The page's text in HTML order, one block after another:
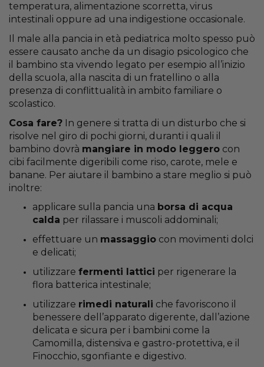
temperatura, alimentazione scorretta, virus
intestinali oppure ad una indigestione occasionale.
Il male alla pancia in età pediatrica molto spesso può
essere causato anche da un disagio psicologico che
il bambino sta vivendo legato per esempio all’inizio
della scuola, alla nascita di un fratellino o alla
presenza di conflittualità in ambito familiare o
scolastico.
Cosa fare? In genere si tratta di un disturbo che si
risolve nel giro di pochi giorni, duranti i quali il
bambino dovrà mangiare in modo leggero con
cibi facilmente digeribili come riso, carote, mele e
banane. Per aiutare il bambino a stare meglio si può
inoltre:
applicare sulla pancia una borsa di acqua
calda per rilassare i muscoli addominali;
effettuare un massaggio con movimenti dolci
e delicati;
utilizzare fermenti lattici per rigenerare la
flora batterica intestinale;
utilizzare rimedi naturali che favoriscono il
benessere dell’apparato digerente, dall’azione
delicata e sicura per i bambini come la
Camomilla, distensiva e gastro-protettiva, e il
Finocchio, sgonfiante e digestivo.